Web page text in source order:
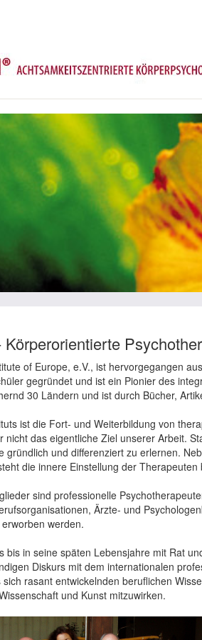
Körperorientierte
of Europe, e.V., ist hervorgegangen
gegründet und ist ein Pionier des
30 Ländern und ist durch Bücher,
ist die Fort- und Weiterbildung von
nicht das eigentliche Ziel unserer Arbeit.
gründlich und differenziert zu erlernen.
die innere Einstellung der
sind professionelle
Ärzte- und
werden.
bis in seine späten Lebensjahre mit Rat
Diskurs mit dem internationalen
sich rasant entwickelnden beruflichen
und Kunst mitzuwirken.